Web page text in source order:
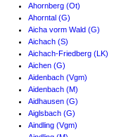
Ahornberg (Ot)
Ahorntal (G)
Aicha vorm Wald (G)
Aichach (S)
Aichach-Friedberg (LK)
Aichen (G)
Aidenbach (Vgm)
Aidenbach (M)
Aidhausen (G)
Aiglsbach (G)
Aindling (Vgm)